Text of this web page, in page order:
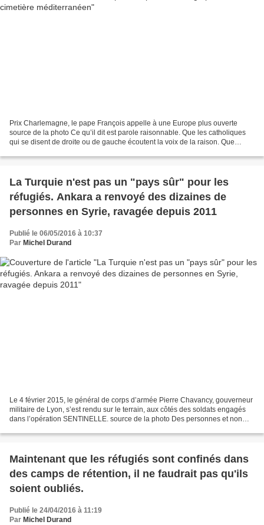
Prix Charlemagne, le pape François appelle à une Europe plus ouverte
source de la photo Ce qu’il dit est parole raisonnable. Que les catholiques
qui se disent de droite ou de gauche écoutent la voix de la raison. Que
La Turquie n'est pas un "pays sûr" pour les
réfugiés. Ankara a renvoyé des dizaines de
personnes en Syrie, ravagée depuis 2011
Publié le 06/05/2016 à 10:37
Par Michel Durand
Le 4 février 2015, le général de corps d’armée Pierre Chavancy, gouverneur
militaire de Lyon, s’est rendu sur le terrain, aux côtés des soldats engagés
dans l’opération SENTINELLE. source de la photo Des personnes et non
Maintenant que les réfugiés sont confinés dans
des camps de rétention, il ne faudrait pas qu'ils
soient oubliés.
Publié le 24/04/2016 à 11:19
Par Michel Durand